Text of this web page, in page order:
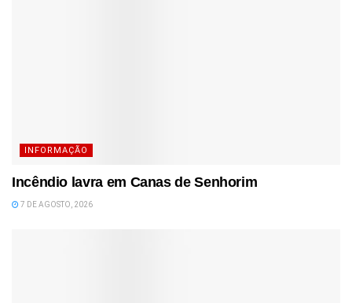
INFORMAÇÃO
Incêndio lavra em Canas de Senhorim
7 DE AGOSTO, 2026